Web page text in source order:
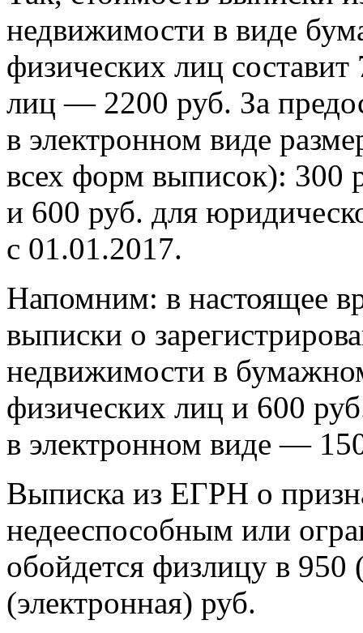
недвижимости в виде
физических лиц
лиц — 2200 руб. За
в электронном виде
всех форм выписок): 300
и 600 руб. для
с 01.01.2017.
Напомним: в настоящее
выписки о
недвижимости в
физических лиц и 600
в электронном виде —
Выписка из ЕГРН о
недееспособным или
обойдется физлицу в
(электронная) руб.